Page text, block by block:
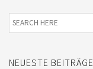
NEUESTE BEITRÄGE